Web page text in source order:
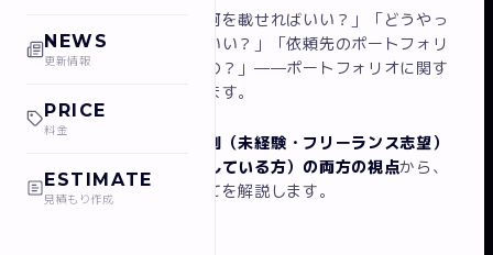
NEWS
更新情報
PRICE
料金
ESTIMATE
見積もり作成
「ポートフォリオって何を載せればいい？」「どうやっ
てサイト自体を作ればいい？」「依頼先のポートフォリ
オ、どこを見ればいいの？」——ポートフォリオに関す
る疑問はたくさんあります。
制作者側（未経験・フリーランス志望）
と発注側（依頼を検討している方）の両方の視点から、
ポートフォリオのすべてを解説します。